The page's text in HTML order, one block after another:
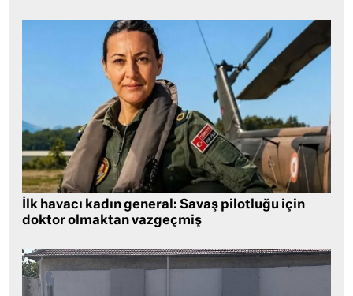
İlk havacı kadın general: Savaş pilotluğu için
doktor olmaktan vazgeçmiş